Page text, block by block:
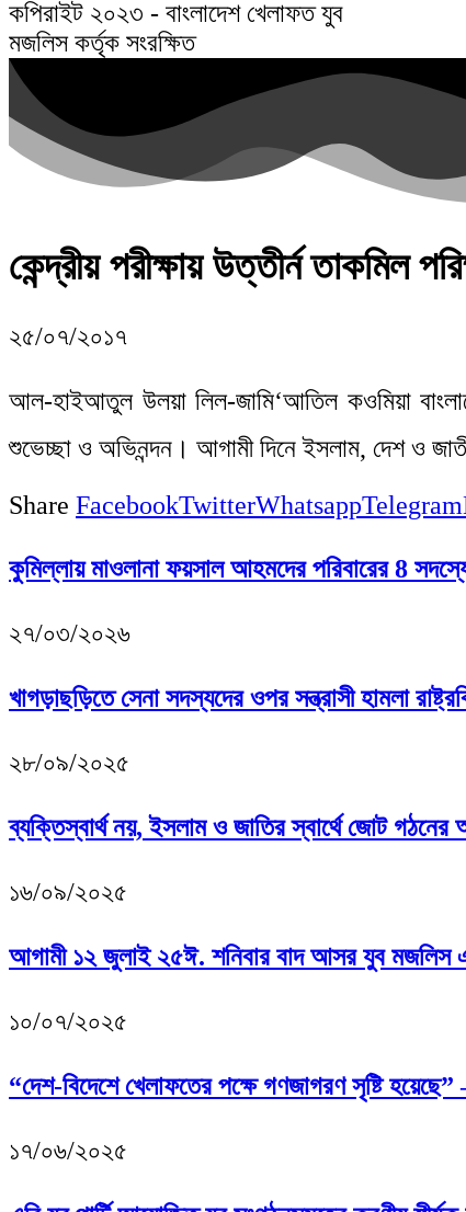
কপিরাইট ২০২৩ - বাংলাদেশ খেলাফত যুব
মজলিস কর্তৃক সংরক্ষিত
কেন্দ্রীয় পরীক্ষায় উত্তীর্ন তাকমিল
২৫/০৭/২০১৭
আল-হাইআতুল উলয়া লিল-জামি‘আতিল কওমিয়া
শুভেচ্ছা ও অভিনন্দন। আগামী দিনে ইসলাম, দেশ ও
Share FacebookTwitterWhatsappTelegram
কুমিল্লায় মাওলানা ফয়সাল আহমদের পরিবারের 8
২৭/০৩/২০২৬
খাগড়াছড়িতে সেনা সদস্যদের ওপর সন্ত্রাসী হামলা
২৮/০৯/২০২৫
ব্যক্তিস্বার্থ নয়, ইসলাম ও জাতির স্বার্থে জোট
১৬/০৯/২০২৫
আগামী ১২ জুলাই ২৫ঈ. শনিবার বাদ আসর যুব মজলিস
১০/০৭/২০২৫
“দেশ-বিদেশে খেলাফতের পক্ষে গণজাগরণ সৃষ্টি
১৭/০৬/২০২৫